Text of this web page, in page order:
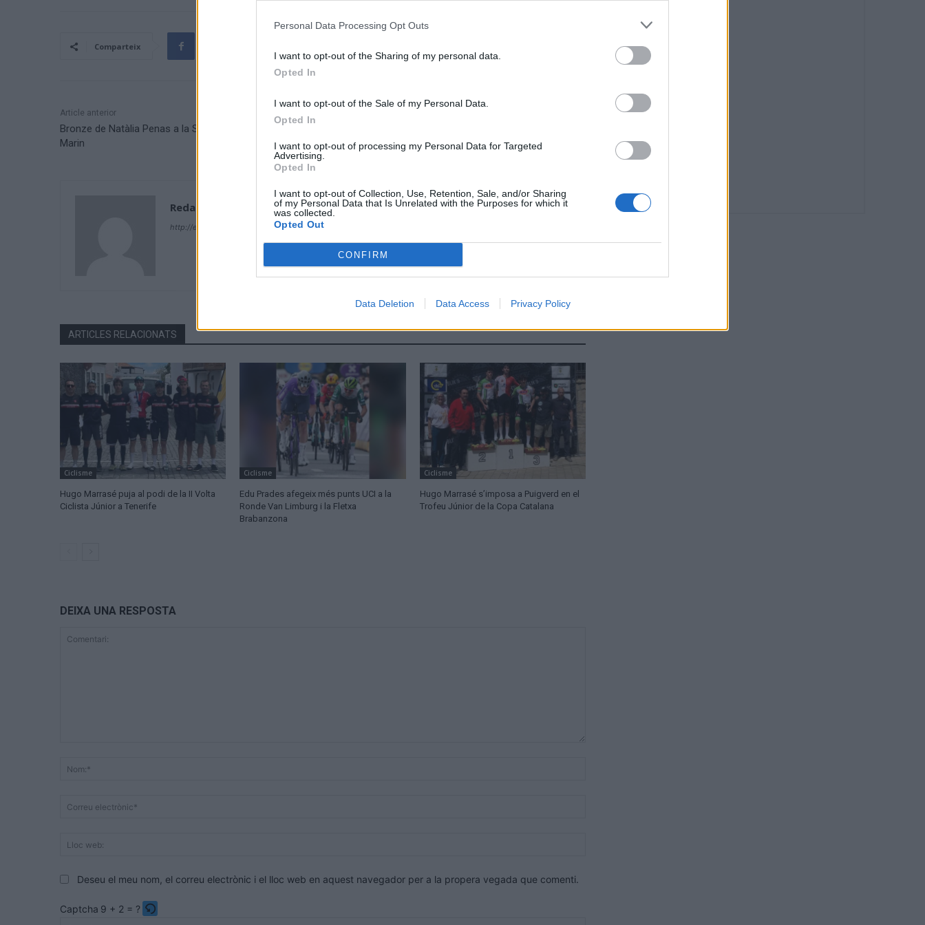
Personal Data Processing Opt Outs
I want to opt-out of the Sharing of my personal data.
Opted In
I want to opt-out of the Sale of my Personal Data.
Opted In
I want to opt-out of processing my Personal Data for Targeted
Advertising.
Opted In
I want to opt-out of Collection, Use, Retention, Sale, and/or Sharing
of my Personal Data that Is Unrelated with the Purposes for which it
was collected.
Opted Out
CONFIRM
Data Deletion Data Access Privacy Policy
Comparteix
Article anterior
Bronze de Natàlia Penas a la Supercopa d’Espanya a
Marin
de la Lliga Catalana de motocròs
Redacció
http://ebresports.cat
ARTICLES RELACIONATS
Ciclisme
Hugo Marrasé puja al podi de la II Volta
Ciclista Júnior a Tenerife
Ciclisme
Edu Prades afegeix més punts UCI a la
Ronde Van Limburg i la Fletxa
Brabanzona
Ciclisme
Hugo Marrasé s’imposa a Puigverd en el
Trofeu Júnior de la Copa Catalana
DEIXA UNA RESPOSTA
Deseu el meu nom, el correu electrònic i el lloc web en aquest navegador per a la propera vegada que comenti.
Captcha 9 + 2 = ?